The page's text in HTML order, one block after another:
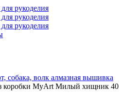
рукоделия
рукоделия
рукоделия
собака, волк алмазная вышивка
коробки MyArt Милый хищник 40